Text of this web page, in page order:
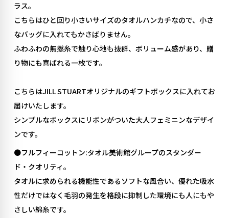
ラス。
こちらはひと回り小さいサイズのタオルハンカチなので、小さ
なバッグに入れてもかさばりません。
ふわふわの無撚糸で触り心地も抜群、ボリューム感があり、贈
り物にも喜ばれる一枚です。
こちらはJILL STUARTオリジナルのギフトボックスに入れてお
届けいたします。
シンプルなボックスにリボンがついた大人フェミニンなデザイ
ンです。
●フルフィーコットン:タオル美術館グループのスタンダー
ド・クオリティ。
タオルに求められる機能性であるソフトな風合い、優れた吸水
性だけではなく毛羽の発生を格段に抑制した環境にも人にもや
さしい綿糸です。